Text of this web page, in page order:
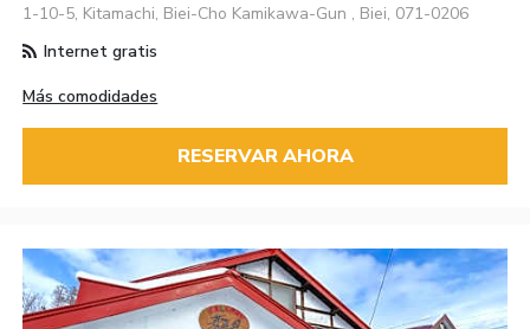
1-10-5, Kitamachi, Biei-Cho Kamikawa-Gun , Biei, 071-0206
Internet gratis
Más comodidades
RESERVAR AHORA